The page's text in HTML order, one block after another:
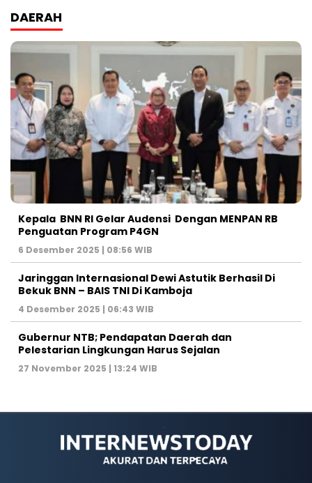
DAERAH
Kepala BNN RI Gelar Audensi Dengan MENPAN RB
Penguatan Program P4GN
6 Desember 2025 | 08:56 WIB
Jaringgan Internasional Dewi Astutik Berhasil Di
Bekuk BNN – BAIS TNI Di Kamboja
4 Desember 2025 | 06:43 WIB
Gubernur NTB; Pendapatan Daerah dan
Pelestarian Lingkungan Harus Sejalan
27 November 2025 | 13:24 WIB